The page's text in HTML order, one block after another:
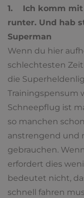
1. Ich komm mit
runter. Und hab
Superman
Wenn du hier
schlechtesten
die
Trainingspensum
Schneepflug ist
so manchen
anstrengend und
gebrauchen.
erfordert dies
bedeutet nicht,
schnell fahren